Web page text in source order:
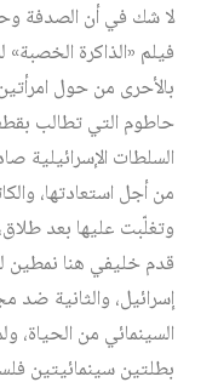
لا شك في أن الصدفة
فيلم «الذاكرة
بالأحرى من حول
حاطوم التي تطالب
السلطات الإسرائيلية
من أجل استعادتها،
وتغلّبت عليها بعد
قدم خليفي هنا نمطين
إسرائيل، والثانية ضد
السينمائي من الحياة،
بطلتين سينمائيتين